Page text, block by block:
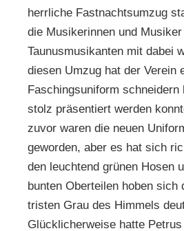
herrliche Fastnachtsumzug
die Musikerinnen und
Taunusmusikanten mit dabei
diesen Umzug hat der Verein
Faschingsuniform schneidern
stolz präsentiert werden
zuvor waren die neuen
geworden, aber es hat sich
den leuchtend grünen Hosen
bunten Oberteilen hoben sich
tristen Grau des Himmels
Glücklicherweise hatte